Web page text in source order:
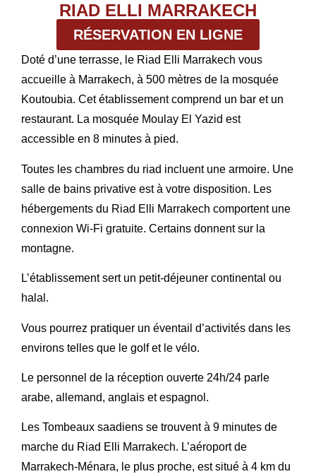
RIAD ELLI MARRAKECH
RÉSERVATION EN LIGNE
Doté d’une terrasse, le Riad Elli Marrakech vous
accueille à Marrakech, à 500 mètres de la mosquée
Koutoubia. Cet établissement comprend un bar et un
restaurant. La mosquée Moulay El Yazid est
accessible en 8 minutes à pied.
Toutes les chambres du riad incluent une armoire. Une
salle de bains privative est à votre disposition. Les
hébergements du Riad Elli Marrakech comportent une
connexion Wi-Fi gratuite. Certains donnent sur la
montagne.
L’établissement sert un petit-déjeuner continental ou
halal.
Vous pourrez pratiquer un éventail d’activités dans les
environs telles que le golf et le vélo.
Le personnel de la réception ouverte 24h/24 parle
arabe, allemand, anglais et espagnol.
Les Tombeaux saadiens se trouvent à 9 minutes de
marche du Riad Elli Marrakech. L’aéroport de
Marrakech-Ménara, le plus proche, est situé à 4 km du